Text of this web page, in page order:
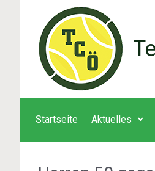
Zum Hauptinhalt springen
Startseite Aktuelles